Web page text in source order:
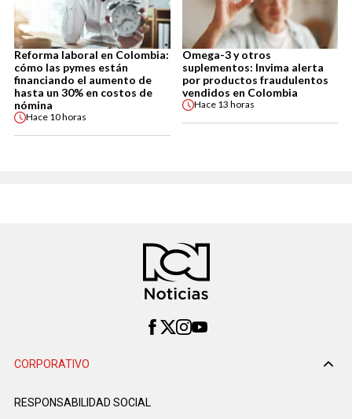
Reforma laboral en Colombia:
cómo las pymes están
financiando el aumento de
hasta un 30% en costos de
nómina
Hace 10 horas
Omega-3 y otros
suplementos: Invima alerta
por productos fraudulentos
vendidos en Colombia
Hace 13 horas
CORPORATIVO
RESPONSABILIDAD SOCIAL